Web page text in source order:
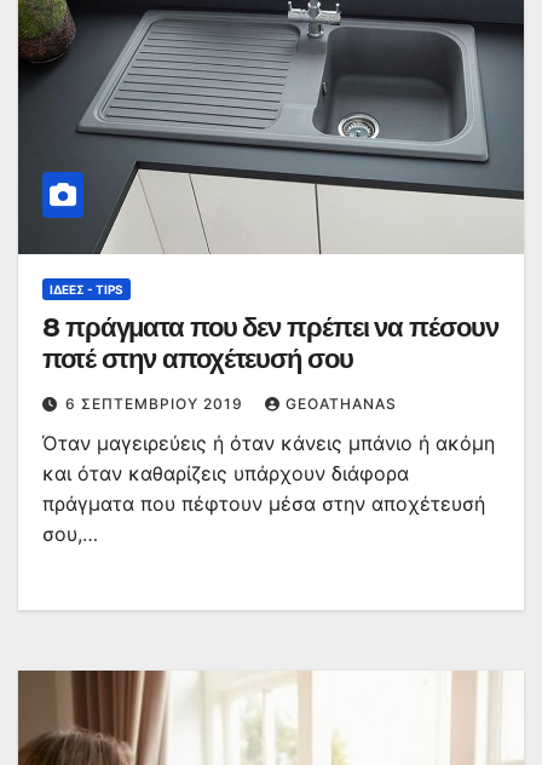
ΙΔΈΕΣ - TIPS
8 πράγματα που δεν πρέπει να πέσουν
ποτέ στην αποχέτευσή σου
6 ΣΕΠΤΕΜΒΡΊΟΥ 2019 GEOATHANAS
Όταν μαγειρεύεις ή όταν κάνεις μπάνιο ή ακόμη
και όταν καθαρίζεις υπάρχουν διάφορα
πράγματα που πέφτουν μέσα στην αποχέτευσή
σου,…